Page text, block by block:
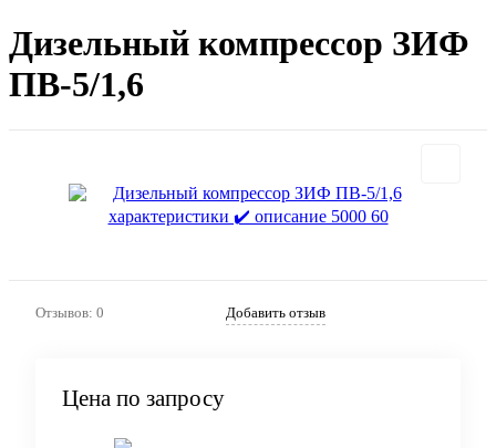
Дизельный компрессор ЗИФ
ПВ-5/1,6
Отзывов: 0 Добавить отзыв
Цена по запросу